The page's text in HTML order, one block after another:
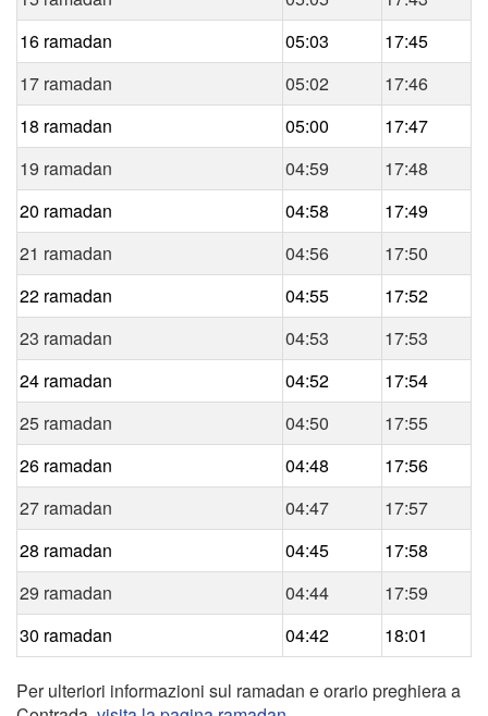
16 ramadan
05:03
17:45
17 ramadan
05:02
17:46
18 ramadan
05:00
17:47
19 ramadan
04:59
17:48
20 ramadan
04:58
17:49
21 ramadan
04:56
17:50
22 ramadan
04:55
17:52
23 ramadan
04:53
17:53
24 ramadan
04:52
17:54
25 ramadan
04:50
17:55
26 ramadan
04:48
17:56
27 ramadan
04:47
17:57
28 ramadan
04:45
17:58
29 ramadan
04:44
17:59
30 ramadan
04:42 18:01
Per ulteriori informazioni sul ramadan e orario preghiera a